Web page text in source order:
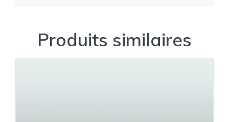
Produits similaires